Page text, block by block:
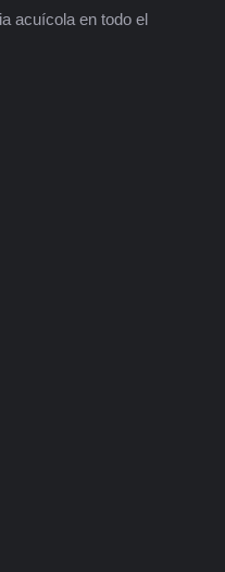
acuícola en todo el